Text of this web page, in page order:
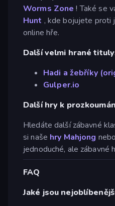
Worms Zone ! Také se
Hunt , kde bojujete proti
online hře.
Další velmi hrané
Hadi a žebříky
Gulper.io
Další hry k
Hledáte další zábavné
si naše hry Mahjong nebo
jednoduché, ale zábavné
FAQ
Jaké jsou